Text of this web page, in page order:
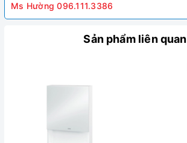
Ms Hường 096.111.3386
Sản phẩm liên quan